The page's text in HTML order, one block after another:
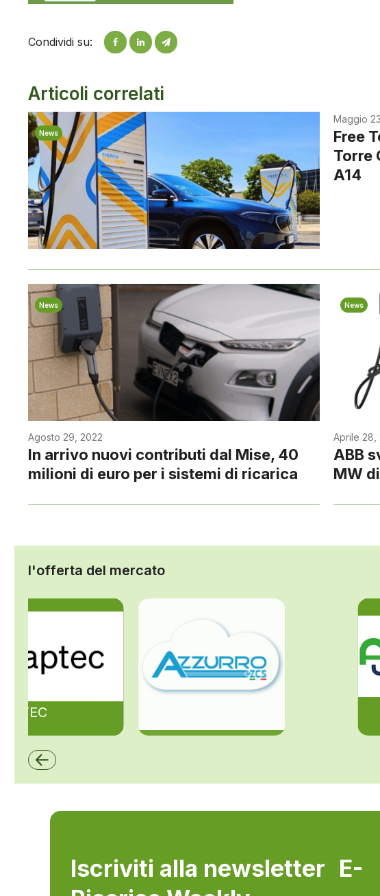
Condividi su:
Articoli correlati
News
Maggio
Free
Torre
A14
News
Agosto 29, 2022
In arrivo nuovi contributi dal Mise, 40
milioni di euro per i sistemi di ricarica
News
Aprile 28,
ABB
MW
l'offerta del mercato
ZCS Azzurro
Iscriviti alla newsletter E-